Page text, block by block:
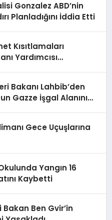
Gonzalez ABD’nin
Planladığını İddia Etti
Kısıtlamaları
Yardımcısı
Bakanı Lahbib’den
Gazze İşgal Alanını
Gece Uçuşlarına
Yangın 16
Kaybetti
Ben Gvir’in